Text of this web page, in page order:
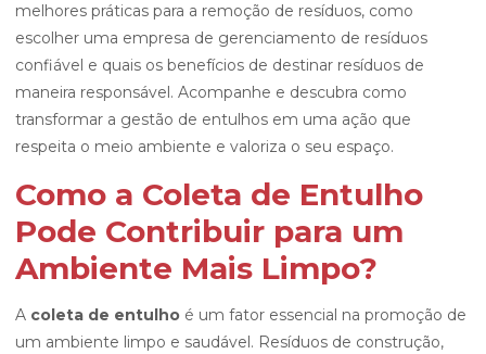
melhores práticas para a remoção de resíduos, como
escolher uma empresa de gerenciamento de resíduos
confiável e quais os benefícios de destinar resíduos de
maneira responsável. Acompanhe e descubra como
transformar a gestão de entulhos em uma ação que
respeita o meio ambiente e valoriza o seu espaço.
Como a Coleta de Entulho
Pode Contribuir para um
Ambiente Mais Limpo?
A coleta de entulho é um fator essencial na promoção de
um ambiente limpo e saudável. Resíduos de construção,